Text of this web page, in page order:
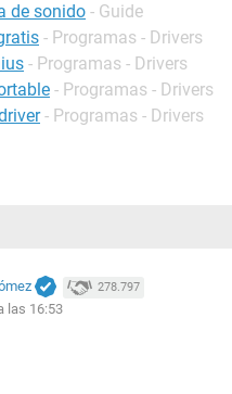
de sonido - Guide
- Programas - Drivers
- Programas - Drivers
- Programas - Drivers
- Programas - Drivers
278.797
las 16:53